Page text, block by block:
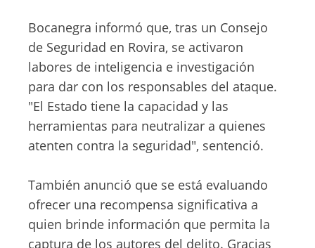
Bocanegra informó que, tras un Consejo
de Seguridad en Rovira, se activaron
labores de inteligencia e investigación
para dar con los responsables del ataque.
"El Estado tiene la capacidad y las
herramientas para neutralizar a quienes
atenten contra la seguridad", sentenció.
También anunció que se está evaluando
ofrecer una recompensa significativa a
quien brinde información que permita la
captura de los autores del delito. Gracias